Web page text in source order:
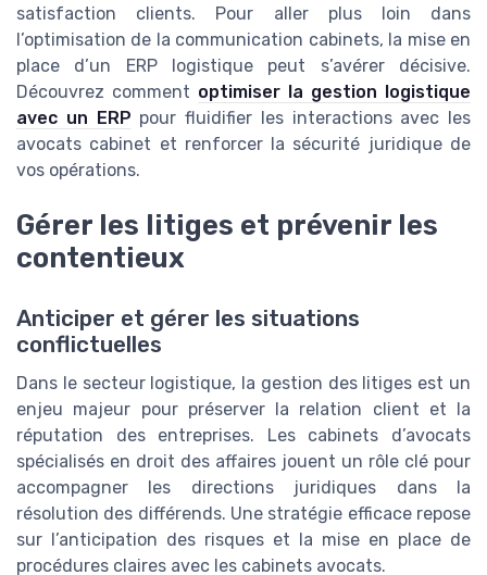
satisfaction clients. Pour aller plus loin dans
l’optimisation de la communication cabinets, la mise en
place d’un ERP logistique peut s’avérer décisive.
Découvrez comment optimiser la gestion logistique
avec un ERP pour fluidifier les interactions avec les
avocats cabinet et renforcer la sécurité juridique de
vos opérations.
Gérer les litiges et prévenir les
contentieux
Anticiper et gérer les situations
conflictuelles
Dans le secteur logistique, la gestion des litiges est un
enjeu majeur pour préserver la relation client et la
réputation des entreprises. Les cabinets d’avocats
spécialisés en droit des affaires jouent un rôle clé pour
accompagner les directions juridiques dans la
résolution des différends. Une stratégie efficace repose
sur l’anticipation des risques et la mise en place de
procédures claires avec les cabinets avocats.